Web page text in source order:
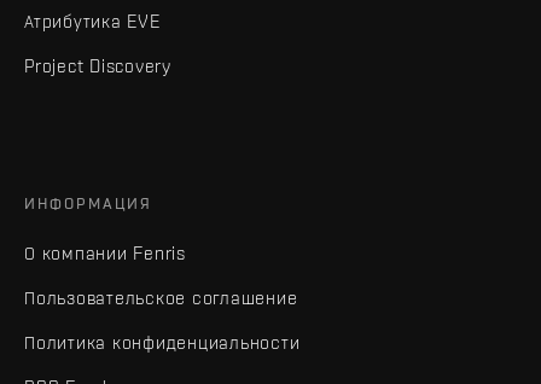
Атрибутика EVE
Project Discovery
ИНФОРМАЦИЯ
О компании Fenris
Пользовательское соглашение
Политика конфиденциальности